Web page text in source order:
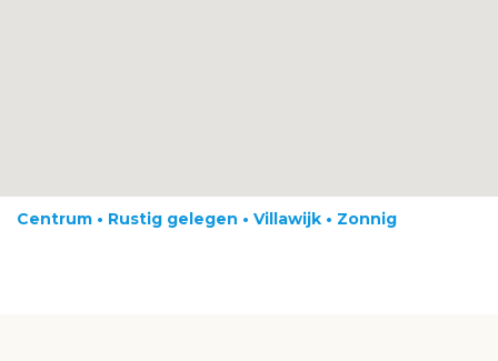
Centrum • Rustig gelegen • Villawijk • Zonnig